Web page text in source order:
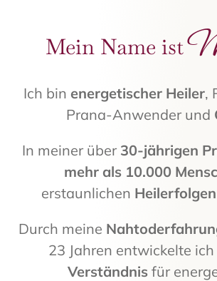
Mein Name ist
Ich bin energetischer Heiler,
Prana-Anwender und
In meiner über 30-jährigen
mehr als 10.000
erstaunlichen Heilerfolgen
Durch meine
23 Jahren entwickelte ich
Verständnis für